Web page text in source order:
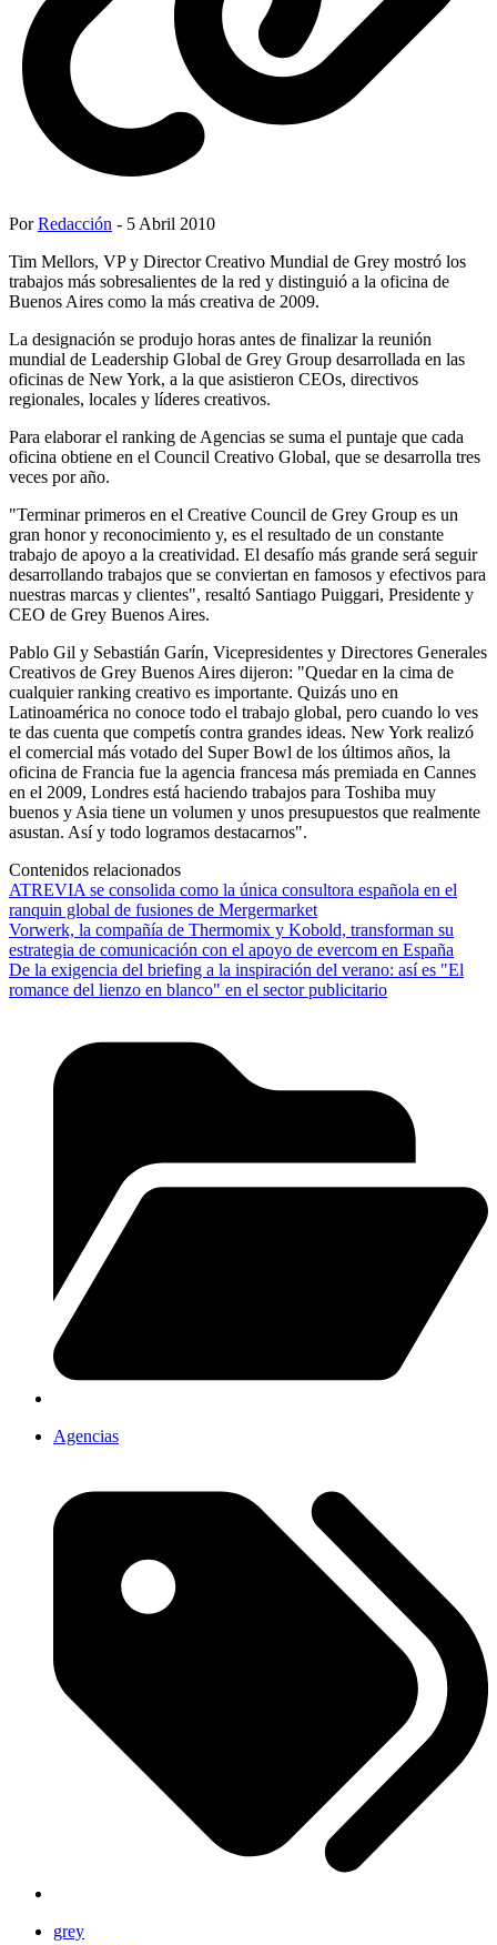
PorRedacción - 5 Abril 2010
Tim Mellors, VP y Director Creativo Mundial de Grey mostró los
trabajos más sobresalientes de la red y distinguió a la oficina de
Buenos Aires como la más creativa de 2009.
La designación se produjo horas antes de finalizar la reunión
mundial de Leadership Global de Grey Group desarrollada en las
oficinas de New York, a la que asistieron CEOs, directivos
regionales, locales y líderes creativos.
Para elaborar el ranking de Agencias se suma el puntaje que cada
oficina obtiene en el Council Creativo Global, que se desarrolla tres
veces por año.
"Terminar primeros en el Creative Council de Grey Group es un
gran honor y reconocimiento y, es el resultado de un constante
trabajo de apoyo a la creatividad. El desafío más grande será seguir
desarrollando trabajos que se conviertan en famosos y efectivos para
nuestras marcas y clientes", resaltó Santiago Puiggari, Presidente y
CEO de Grey Buenos Aires.
Pablo Gil y Sebastián Garín, Vicepresidentes y Directores Generales
Creativos de Grey Buenos Aires dijeron: "Quedar en la cima de
cualquier ranking creativo es importante. Quizás uno en
Latinoamérica no conoce todo el trabajo global, pero cuando lo ves
te das cuenta que competís contra grandes ideas. New York realizó
el comercial más votado del Super Bowl de los últimos años, la
oficina de Francia fue la agencia francesa más premiada en Cannes
en el 2009, Londres está haciendo trabajos para Toshiba muy
buenos y Asia tiene un volumen y unos presupuestos que realmente
asustan. Así y todo logramos destacarnos".
Contenidos relacionados
ATREVIA se consolida como la única consultora española en el
ranquin global de fusiones de Mergermarket
Vorwerk, la compañía de Thermomix y Kobold, transforman su
estrategia de comunicación con el apoyo de evercom en España
De la exigencia del briefing a la inspiración del verano: así es "El
romance del lienzo en blanco" en el sector publicitario
Agencias
grey